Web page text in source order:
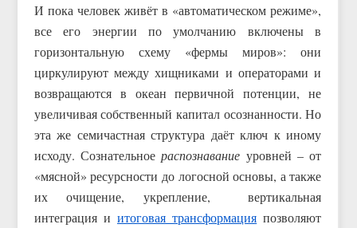
И пока человек живёт в «автоматическом режиме»,
все его энергии по умолчанию включены в
горизонтальную схему «фермы миров»: они
циркулируют между хищниками и операторами и
возвращаются в океан первичной потенции, не
увеличивая собственный капитал осознанности. Но
эта же семичастная структура даёт ключ к иному
исходу. Сознательноераспознавание уровней – от
«мясной» ресурсности до логосной основы, а также
их очищение, укрепление, вертикальная
интеграция и итоговая трансформация позволяют